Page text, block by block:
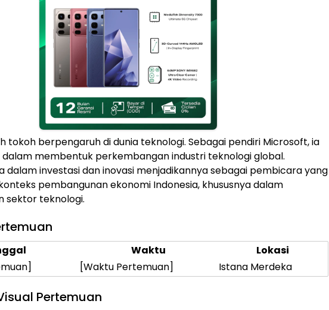
tokoh berpengaruh di dunia teknologi. Sebagai pendiri Microsoft, ia
membentuk perkembangan industri teknologi global.
dalam investasi dan inovasi menjadikannya sebagai pembicara yang
pembangunan ekonomi Indonesia, khususnya dalam
sektor teknologi.
Waktu
Lokasi
[Waktu Pertemuan] Istana Merdeka
Pertemuan